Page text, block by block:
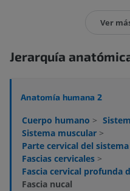
Ver
Jerarquía
Anatomía humana 2
Cuerpo humano >
Sistema muscular >
Parte cervical del
Fascias cervicales >
Fascia cervical profunda
Fascia nucal